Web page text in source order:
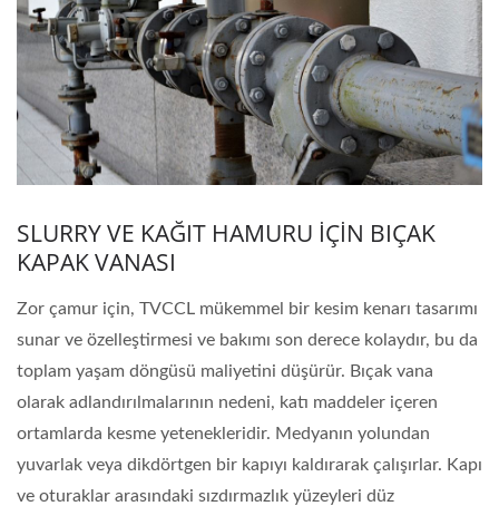
SLURRY VE KAĞIT HAMURU İÇİN BIÇAK
KAPAK VANASI
Zor çamur için, TVCCL mükemmel bir kesim kenarı tasarımı
sunar ve özelleştirmesi ve bakımı son derece kolaydır, bu da
toplam yaşam döngüsü maliyetini düşürür. Bıçak vana
olarak adlandırılmalarının nedeni, katı maddeler içeren
ortamlarda kesme yetenekleridir. Medyanın yolundan
yuvarlak veya dikdörtgen bir kapıyı kaldırarak çalışırlar. Kapı
ve oturaklar arasındaki sızdırmazlık yüzeyleri düz